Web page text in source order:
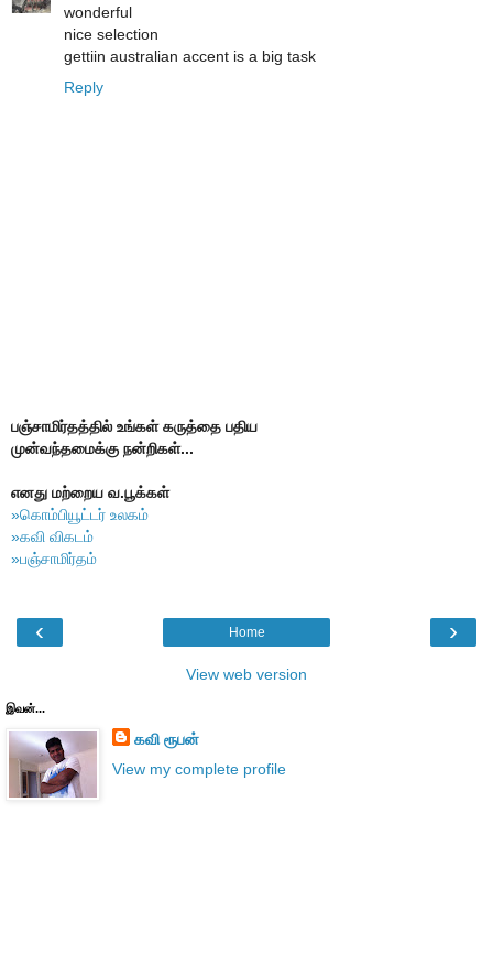
wonderful
nice selection
gettiin australian accent is a big task
Reply
பஞ்சாமிர்தத்தில் உங்கள் கருத்தை பதிய
முன்வந்தமைக்கு நன்றிகள்...
எனது மற்றைய வ.பூக்கள்
»கொம்பியூட்டர் உலகம்
»கவி விகடம்
»பஞ்சாமிர்தம்
‹ ›
Home
View web version
இவன்...
கவி ரூபன்
View my complete profile